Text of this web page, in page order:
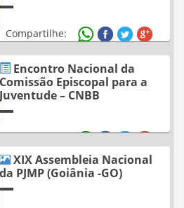
Compartilhe:
Encontro Nacional da
Comissão Episcopal para a
Juventude – CNBB
Compartilhe:
XIX Assembleia Nacional
da PJMP (Goiânia -GO)